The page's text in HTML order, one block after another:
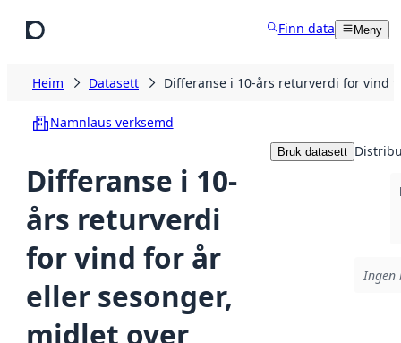
Finn data Meny
Heim Datasett Differanse i 10-års returverdi for vind
Namnlaus verksemd
Differanse i 10-
års returverdi
for vind for år
eller sesonger,
midlet over
Bruk datasett
Ingen